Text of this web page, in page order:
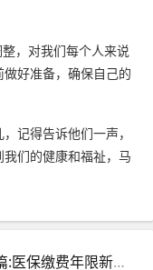
，对我们每个人来说
好准备，确保自己的
记得告诉他们一声，
们的健康和福祉，马
下一篇:医保缴费年限新变化：影响每个人的重要调整即将实施